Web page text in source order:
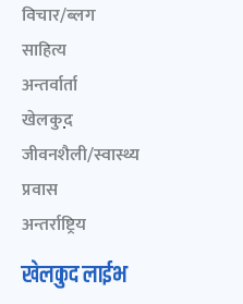
विचार/ब्लग
साहित्य
अन्तर्वार्ता
खेलकुद़़
जीवनशैली/स्वास्थ्य
प्रवास
अन्तर्राष्ट्रिय
खेलकुद लाईभ